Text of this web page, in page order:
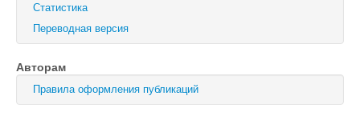
Физика твердого тела
Физика и техника полупроводников
Оптика и спектроскопия
Поиск
Статистика
Переводная версия
Авторам
Правила оформления публикаций